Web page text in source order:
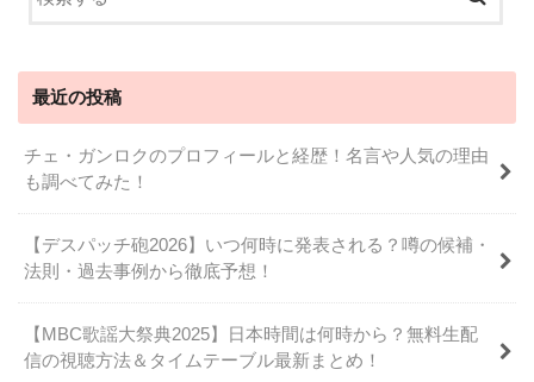
最近の投稿
チェ・ガンロクのプロフィールと経歴！名言や人気の理由
も調べてみた！
【デスパッチ砲2026】いつ何時に発表される？噂の候補・
法則・過去事例から徹底予想！
【MBC歌謡大祭典2025】日本時間は何時から？無料生配
信の視聴方法＆タイムテーブル最新まとめ！